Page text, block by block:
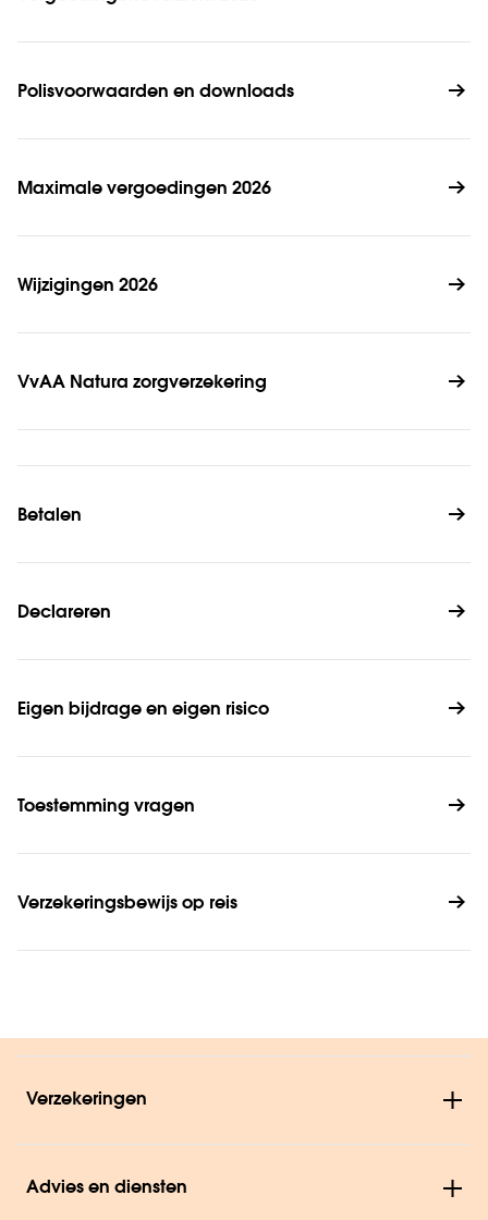
Polisvoorwaarden en downloads
Maximale vergoedingen 2026
Wijzigingen 2026
VvAA Natura zorgverzekering
Betalen
Declareren
Eigen bijdrage en eigen risico
Toestemming vragen
Verzekeringsbewijs op reis
Verzekeringen
Advies en diensten